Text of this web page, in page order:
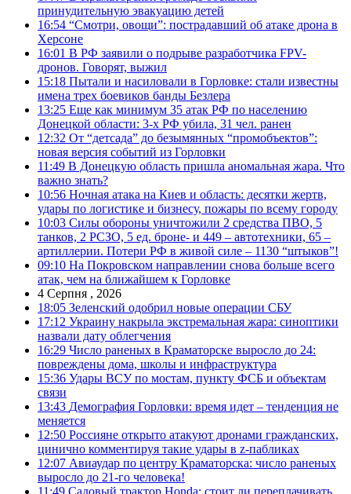
принудительную эвакуацию детей
16:54 “Смотри, овощи”: пострадавший об атаке дрона в
Херсоне
16:01 В РФ заявили о подрыве разработчика FPV-
дронов. Говорят, выжил
15:18 Пытали и насиловали в Горловке: стали известны
имена трех боевиков банды Безлера
13:25 Еще как минимум 35 атак РФ по населению
Донецкой области: 3-х РФ убила, 31 чел. ранен
12:32 От “детсада” до безымянных “промобъектов”:
новая версия событий из Горловки
11:49 В Донецкую область пришла аномальная жара. Что
важно знать?
10:56 Ночная атака на Киев и область: десятки жертв,
удары по логистике и бизнесу, пожары по всему городу
10:03 Силы обороны уничтожили 2 средства ПВО, 5
танков, 2 РСЗО, 5 ед. броне- и 449 – автотехники, 65 –
артиллерии. Потери РФ в живой силе – 1130 “штыков”!
09:10 На Покровском направлении снова больше всего
атак, чем на ближайшем к Горловке
4 Серпня , 2026
18:05 Зеленский одобрил новые операции СБУ
17:12 Украину накрыла экстремальная жара: синоптики
назвали дату облегчения
16:29 Число раненых в Краматорске выросло до 24:
повреждены дома, школы и инфраструктура
15:36 Удары ВСУ по мостам, пункту ФСБ и объектам
связи
13:43 Демография Горловки: время идет – тенденция не
меняется
12:50 Россияне открыто атакуют дронами гражданских,
цинично комментируя такие удары в z-пабликах
12:07 Авиаудар по центру Краматорска: число раненых
выросло до 21-го человека!
11:49 Садовый трактор Honda: стоит ли переплачивать